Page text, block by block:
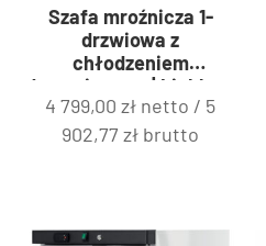
Szafa mroźnicza 1-
drzwiowa z
chłodzeniem
dynamicznym | Liebherr
Fv 913
4 799,00zł netto / 5
902,77zł brutto